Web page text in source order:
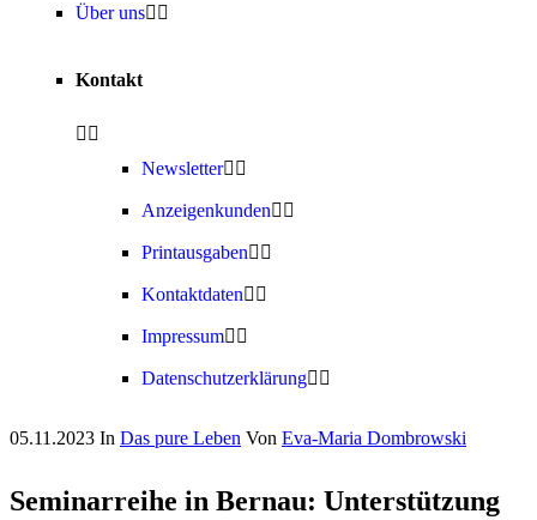
Über uns
Kontakt
Newsletter
Anzeigenkunden
Printausgaben
Kontaktdaten
Impressum
Datenschutzerklärung
05.11.2023 In Das pure Leben Von Eva-Maria Dombrowski
Seminarreihe in Bernau: Unterstützung